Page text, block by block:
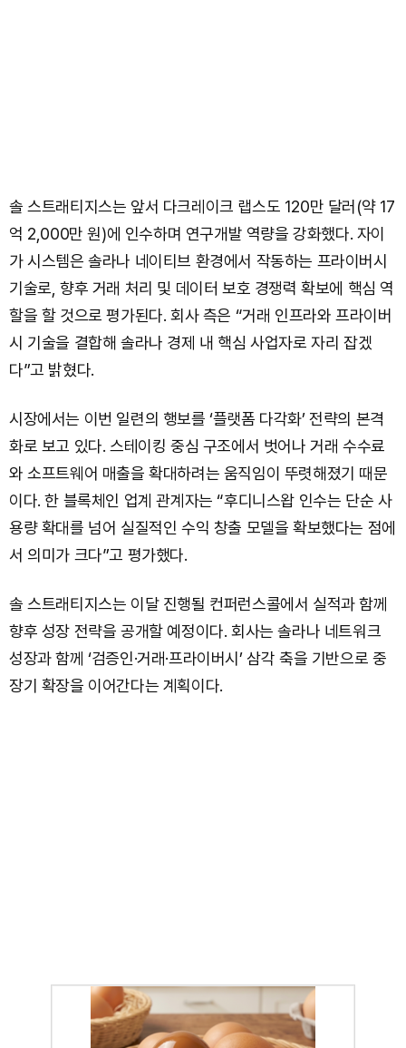
솔 스트래티지스는 앞서 다크레이크 랩스도 120만 달러(약 17
억 2,000만 원)에 인수하며 연구개발 역량을 강화했다. 자이
가 시스템은 솔라나 네이티브 환경에서 작동하는 프라이버시
기술로, 향후 거래 처리 및 데이터 보호 경쟁력 확보에 핵심 역
할을 할 것으로 평가된다. 회사 측은 “거래 인프라와 프라이버
시 기술을 결합해 솔라나 경제 내 핵심 사업자로 자리 잡겠
다”고 밝혔다.
시장에서는 이번 일련의 행보를 ‘플랫폼 다각화’ 전략의 본격
화로 보고 있다. 스테이킹 중심 구조에서 벗어나 거래 수수료
와 소프트웨어 매출을 확대하려는 움직임이 뚜렷해졌기 때문
이다. 한 블록체인 업계 관계자는 “후디니스왑 인수는 단순 사
용량 확대를 넘어 실질적인 수익 창출 모델을 확보했다는 점에
서 의미가 크다”고 평가했다.
솔 스트래티지스는 이달 진행될 컨퍼런스콜에서 실적과 함께
향후 성장 전략을 공개할 예정이다. 회사는 솔라나 네트워크
성장과 함께 ‘검증인·거래·프라이버시’ 삼각 축을 기반으로 중
장기 확장을 이어간다는 계획이다.